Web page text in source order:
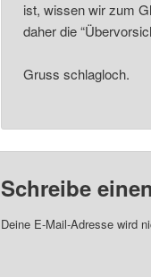
ist, wissen wir zum
daher die
Gruss schlagloch.
Schreibe
Deine E-Mail-Adresse wird